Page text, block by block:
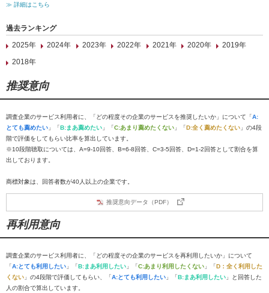
≫ 詳細はこちら
過去ランキング
2025年
2024年 2023年 2022年 2021年 2020年
2019年
2018年
推奨意向
調査企業のサービス利用者に、「どの程度その企業のサービスを推奨したいか」について「A:
とても薦めたい 」「B:まあ薦めたい 」「C:あまり薦めたくない 」「D:全く薦めたくない 」の4段
階で評価をしてもらい比率を算出しています。
※10段階聴取については、A=9-10回答、B=6-8回答、C=3-5回答、D=1-2回答として割合を算
出しております。
商標対象は、回答者数が40人以上の企業です。
推奨意向データ（PDF）
再利用意向
調査企業のサービス利用者に、「どの程度その企業のサービスを再利用したいか」について
「A:とても利用したい 」「B:まあ利用したい 」「C:あまり利用したくない 」「D：全く利用した
くない 」の4段階で評価してもらい、「A:とても利用したい 」「B:まあ利用したい 」と回答した
人の割合で算出しています。